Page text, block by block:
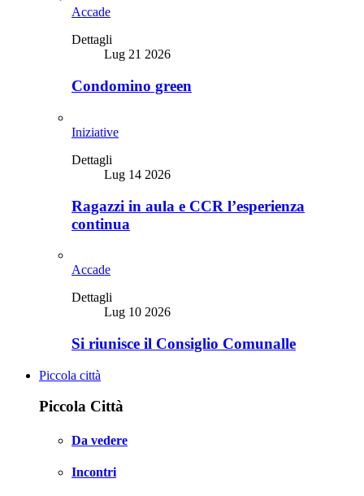
Accade
Dettagli
Lug 21 2026
Condomino green
Iniziative
Dettagli
Lug 14 2026
Ragazzi in aula e CCR l’esperienza
continua
Accade
Dettagli
Lug 10 2026
Si riunisce il Consiglio Comunalle
Piccola città
Piccola Città
Da vedere
Incontri